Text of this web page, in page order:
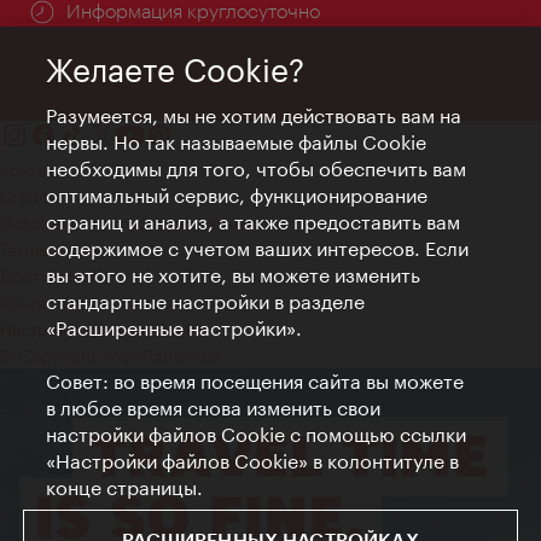
Информация круглосуточно
Контакт
Credits
Положение о конфиденциальности
Terms of Use
Доступность
Контакты для прессы
Настройки файлов Cookie
Желаете Cookie?
Разумеется, мы не хотим действовать вам на
нервы. Но так называемые файлы Cookie
необходимы для того, чтобы обеспечить вам
оптимальный сервис, функционирование
страниц и анализ, а также предоставить вам
содержимое с учетом ваших интересов. Если
вы этого не хотите, вы можете изменить
стандартные настройки в разделе
«Расширенные настройки».
Совет: во время посещения сайта вы можете
в любое время снова изменить свои
настройки файлов Cookie с помощью ссылки
«Настройки файлов Cookie» в колонтитуле в
конце страницы.